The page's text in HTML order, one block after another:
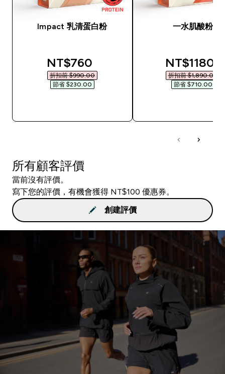
Impact 乳清蛋白粉
discounted price
NT$760‎
折扣前 $990.00‎
節省 $230.00‎
一水肌酸粉
NT$1180‎
折扣前 $1,890.00‎
節省 $710.00‎
所有顧客評價
當前沒有評價。
寫下您的評價，有機會獲得 NT$100 優惠券。
創建評價